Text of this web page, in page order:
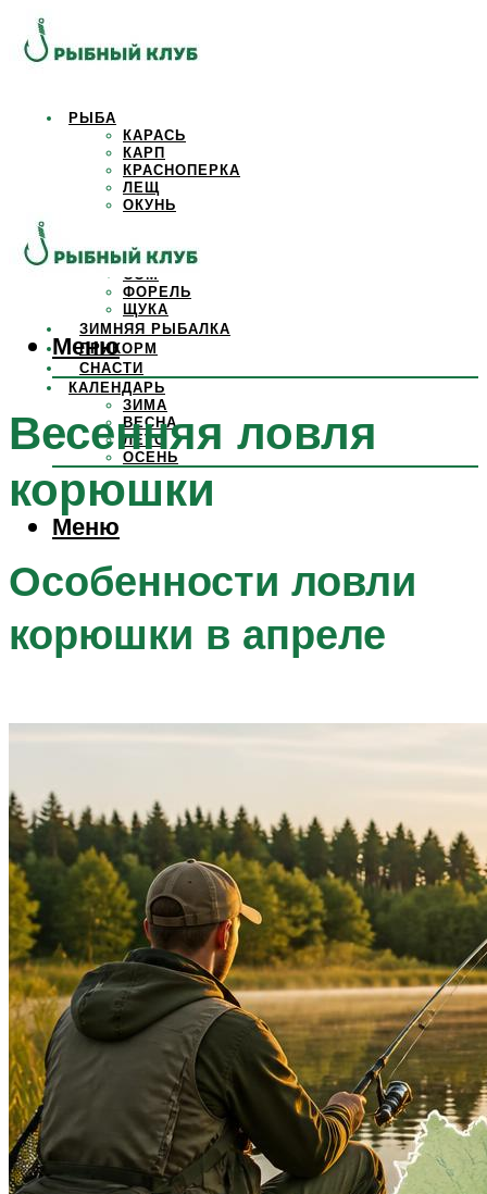
РЫБА
КАРАСЬ
КАРП
КРАСНОПЕРКА
ЛЕЩ
ОКУНЬ
САЗАН
СОМ
ФОРЕЛЬ
ЩУКА
ЗИМНЯЯ РЫБАЛКА
ПРИКОРМ
СНАСТИ
КАЛЕНДАРЬ
ЗИМА
ВЕСНА
ЛЕТО
ОСЕНЬ
Меню
Меню
Весенняя ловля
корюшки
Особенности ловли
корюшки в апреле